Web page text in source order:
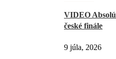
VIDEO
české finále
9 júla, 2026